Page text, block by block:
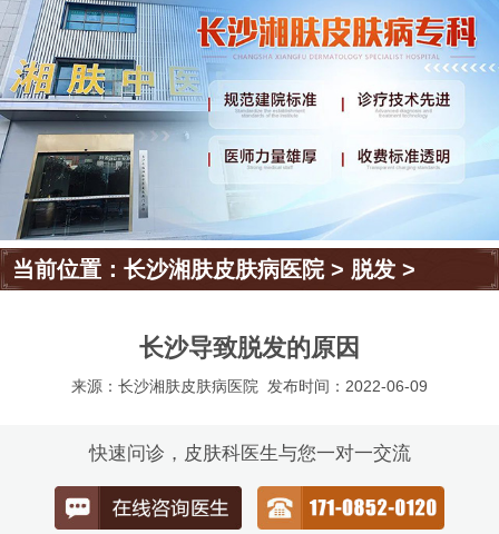
当前位置：长沙湘肤皮肤病医院> 脱发 >
长沙导致脱发的原因
来源：长沙湘肤皮肤病医院 发布时间：2022-06-09
快速问诊，皮肤科医生与您一对一交流